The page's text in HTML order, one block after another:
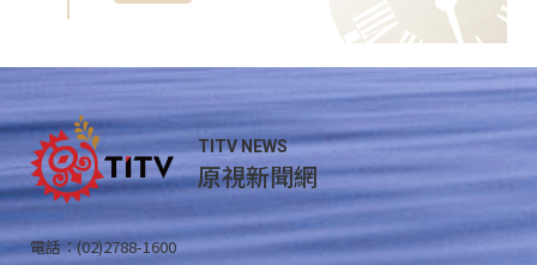
TITV NEWS
原視新聞網
電話：(02)2788-1600